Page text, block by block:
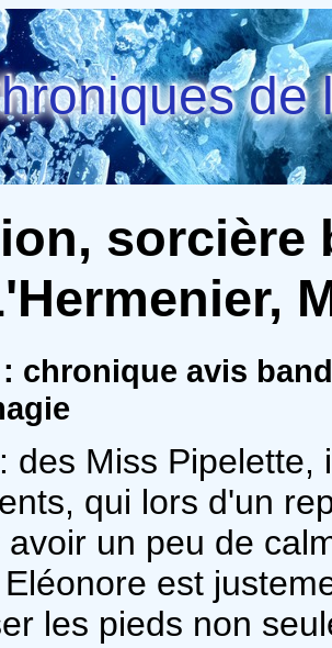
de
sorcière
chronique avis
des Miss
qui lors d'un
un peu de
est
les pieds non